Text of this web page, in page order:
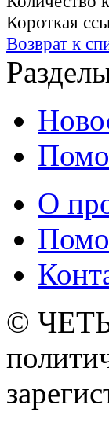
Короткая
Возврат к
О
©